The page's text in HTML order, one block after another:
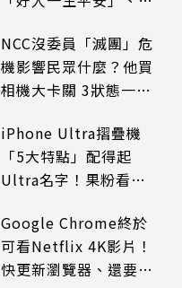
NCC沒委員「滅團」危
機影響民眾什麼？他買
相機大卡關 3狀態一同
iPhone Ultra摺疊機
「5大特點」配得起
Ultra名字！果粉看完
Google Chrome終於
可看Netflix 4K影片！
快更新瀏覽器、還要符